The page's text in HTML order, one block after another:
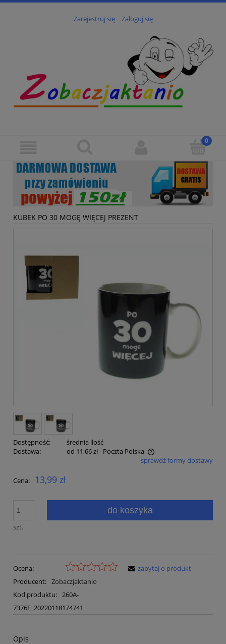
Zarejestruj się Zaloguj się
KUBEK PO 30 MOGĘ WIĘCEJ PREZENT
Dostępność:
średnia ilość
Dostawa:
od 11,66 zł- Poczta Polska
Cena nie zawiera ewentualnych kosztów płatnościsprawdź formy dostawy
Cena: 13,99 zł
szt.
do koszyka
Ocena:
Producent: Zobaczjaktanio
Kod produktu: 260A-
7376F_20220118174741
zapytaj o produkt
Opis